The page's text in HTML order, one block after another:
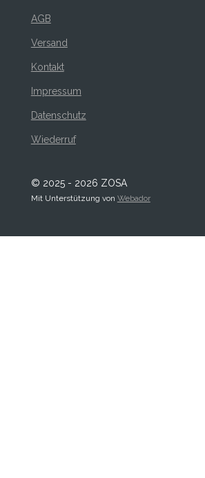
AGB
Versand
Kontakt
Impressum
Datenschutz
Wiederruf
© 2025 - 2026 ZOSA
Mit Unterstützung von Webador